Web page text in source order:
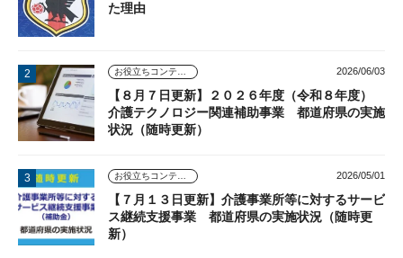
た理由
お役立ちコンテンツ 2026/06/03
【８月７日更新】２０２６年度（令和８年度）
介護テクノロジー関連補助事業 都道府県の実施
状況（随時更新）
お役立ちコンテンツ 2026/05/01
【７月１３日更新】介護事業所等に対するサービ
ス継続支援事業 都道府県の実施状況（随時更
新）